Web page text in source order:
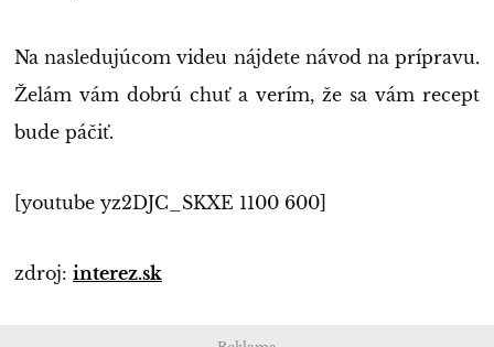
Na nasledujúcom videu nájdete návod na prípravu.
Želám vám dobrú chuť a verím, že sa vám recept
bude páčiť.
[youtube yz2DJC_SKXE 1100 600]
zdroj: interez.sk